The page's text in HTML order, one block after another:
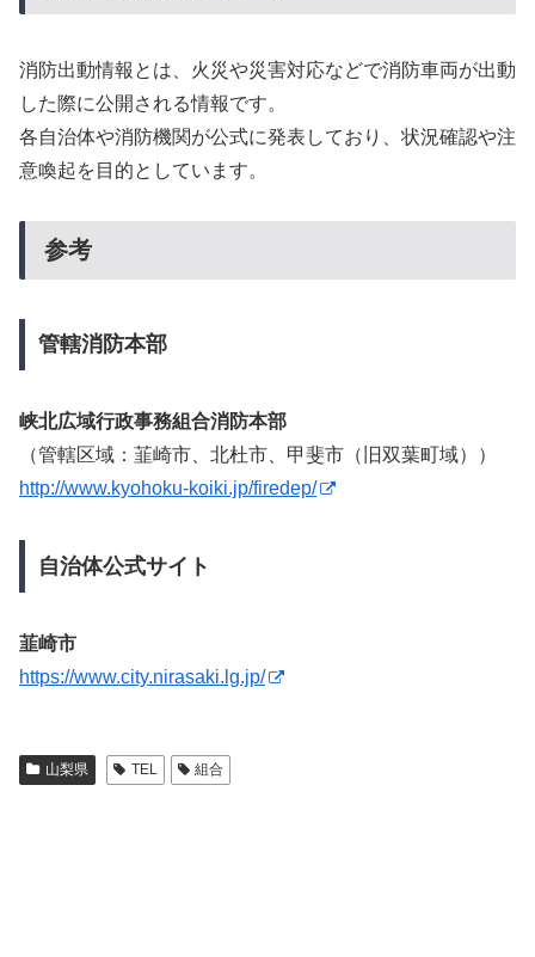
消防出動情報とは、火災や災害対応などで消防車両が出動
した際に公開される情報です。
各自治体や消防機関が公式に発表しており、状況確認や注
意喚起を目的としています。
参考
管轄消防本部
峡北広域行政事務組合消防本部
（管轄区域：韮崎市、北杜市、甲斐市（旧双葉町域））
http://www.kyohoku-koiki.jp/firedep/
自治体公式サイト
韮崎市
https://www.city.nirasaki.lg.jp/
山梨県 TEL 組合